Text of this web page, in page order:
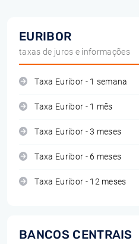
EURIBOR
taxas de juros e informações
Taxa Euribor - 1 semana
Taxa Euribor - 1 mês
Taxa Euribor - 3 meses
Taxa Euribor - 6 meses
Taxa Euribor - 12 meses
BANCOS CENTRAIS